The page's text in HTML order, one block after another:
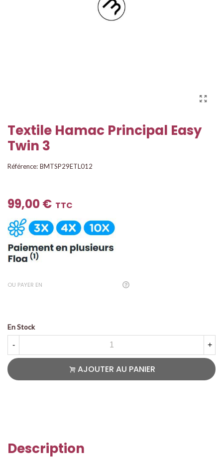
Textile Hamac Principal Easy
Twin 3
Référence: BMTSP29ETL012
99,00 € TTC
OU PAYER EN
En Stock
- +
AJOUTER AU PANIER
Description